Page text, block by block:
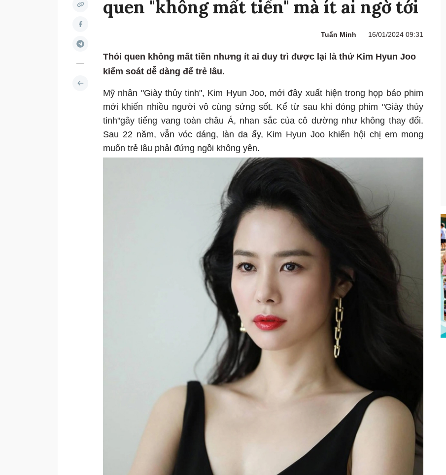
quen "không mất tiền" mà ít ai ngờ tới
Tuấn Minh 16/01/2024 09:31
Thói quen không mất tiền nhưng ít ai duy trì được lại là thứ Kim Hyun Joo
kiểm soát dễ dàng để trẻ lâu.
Mỹ nhân "Giày thủy tinh", Kim Hyun Joo, mới đây xuất hiện trong họp báo phim
mới khiến nhiều người vô cùng sửng sốt. Kể từ sau khi đóng phim "Giày thủy
tinh"gây tiếng vang toàn châu Á, nhan sắc của cô dường như không thay đổi.
Sau 22 năm, vẫn vóc dáng, làn da ấy, Kim Hyun Joo khiến hội chị em mong
muốn trẻ lâu phải đứng ngồi không yên.